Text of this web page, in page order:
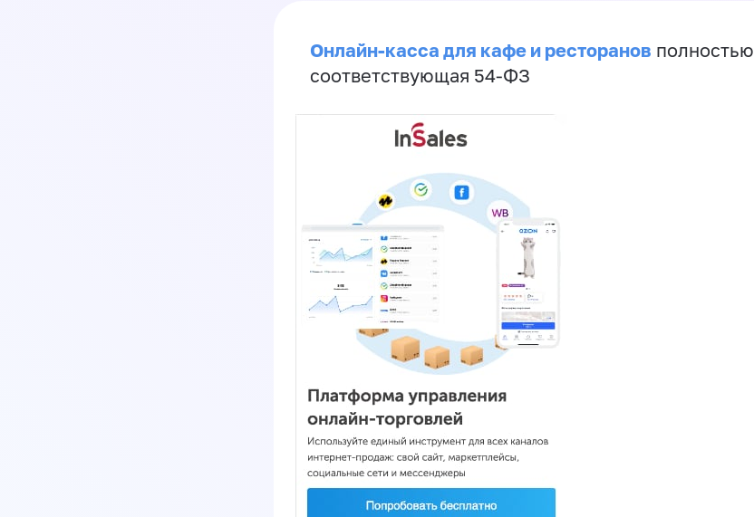
Онлайн-касса для кафе и ресторанов полностью
соответствующая 54-ФЗ